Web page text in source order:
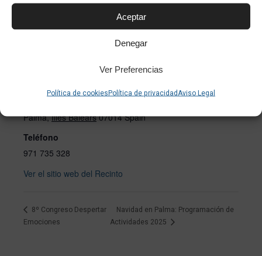
Aceptar
Denegar
Ver Preferencias
Política de cookiesPolítica de privacidadAviso Legal
Palma, Illes Balears 07014 Spain
Teléfono
971 735 328
Ver el sitio web del Recinto
8º Congreso Despertar
Emociones
Navidad en Palma: Programación de
Actividades 2025